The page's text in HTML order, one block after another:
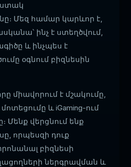
Մեզ համար կարևոր է,
ինչ է ստեղծվում,
և ինչպես է
օգնում բիզնեսին
միավորում է մշակումը,
և iGaming-ում
Մենք վերցնում ենք
որպեսզի դուք
բիզնեսի
ներգրավման և